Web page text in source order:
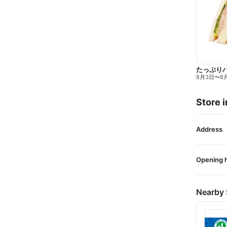
たっぷり
8月3日〜8
Store
Address
Opening
Nearby